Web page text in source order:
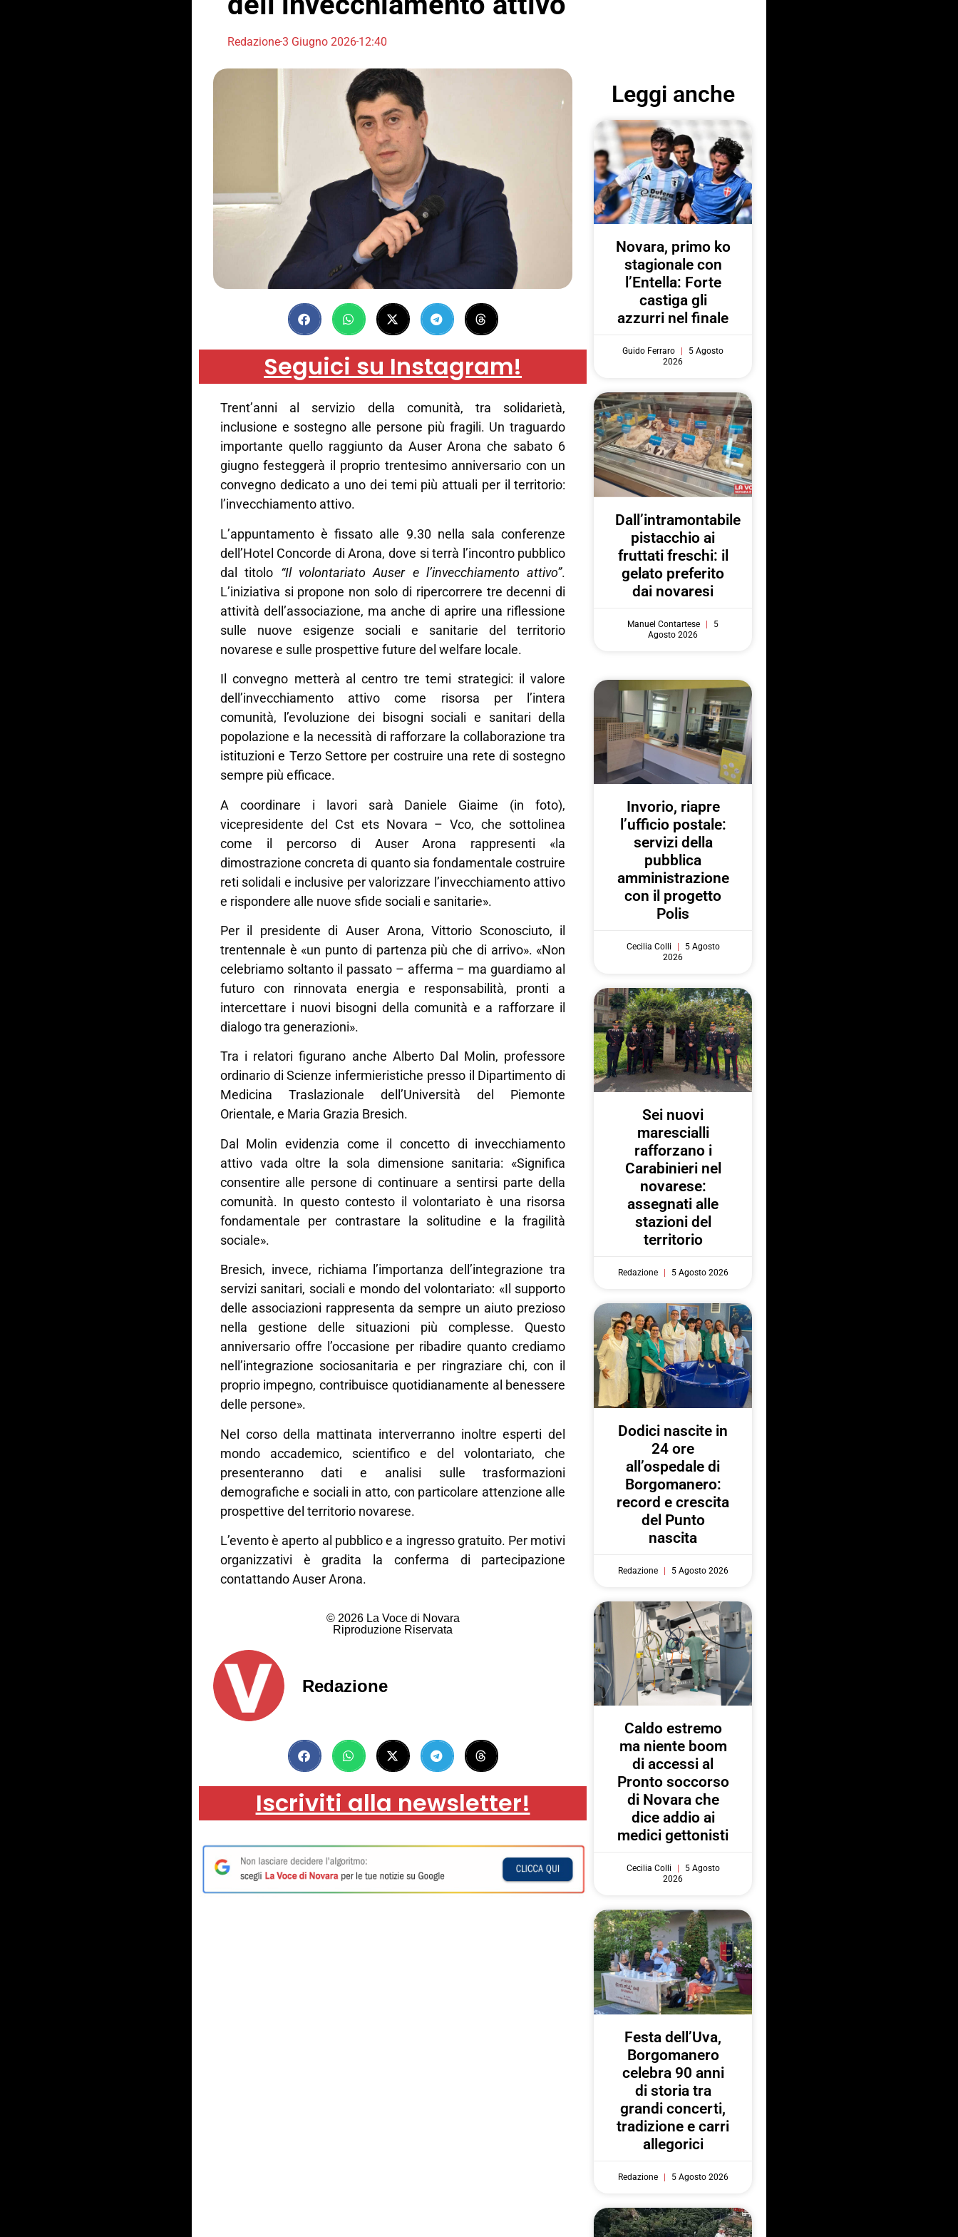
Redazione3 Giugno 202612:40
Seguici su Instagram!
Trent’anni al servizio della comunità, tra solidarietà,
inclusione e sostegno alle persone più fragili. Un traguardo
importante quello raggiunto da Auser Arona che sabato 6
giugno festeggerà il proprio trentesimo anniversario con un
convegno dedicato a uno dei temi più attuali per il territorio:
l’invecchiamento attivo.
L’appuntamento è fissato alle 9.30 nella sala conferenze
dell’Hotel Concorde di Arona, dove si terrà l’incontro pubblico
dal titolo “Il volontariato Auser e l’invecchiamento attivo”.
L’iniziativa si propone non solo di ripercorrere tre decenni di
attività dell’associazione, ma anche di aprire una riflessione
sulle nuove esigenze sociali e sanitarie del territorio
novarese e sulle prospettive future del welfare locale.
Il convegno metterà al centro tre temi strategici: il valore
dell’invecchiamento attivo come risorsa per l’intera
comunità, l’evoluzione dei bisogni sociali e sanitari della
popolazione e la necessità di rafforzare la collaborazione tra
istituzioni e Terzo Settore per costruire una rete di sostegno
sempre più efficace.
A coordinare i lavori sarà Daniele Giaime (in foto),
vicepresidente del Cst ets Novara – Vco, che sottolinea
come il percorso di Auser Arona rappresenti «la
dimostrazione concreta di quanto sia fondamentale costruire
reti solidali e inclusive per valorizzare l’invecchiamento attivo
e rispondere alle nuove sfide sociali e sanitarie».
Per il presidente di Auser Arona, Vittorio Sconosciuto, il
trentennale è «un punto di partenza più che di arrivo». «Non
celebriamo soltanto il passato – afferma – ma guardiamo al
futuro con rinnovata energia e responsabilità, pronti a
intercettare i nuovi bisogni della comunità e a rafforzare il
dialogo tra generazioni».
Tra i relatori figurano anche Alberto Dal Molin, professore
ordinario di Scienze infermieristiche presso il Dipartimento di
Medicina Traslazionale dell’Università del Piemonte
Orientale, e Maria Grazia Bresich.
Dal Molin evidenzia come il concetto di invecchiamento
attivo vada oltre la sola dimensione sanitaria: «Significa
consentire alle persone di continuare a sentirsi parte della
comunità. In questo contesto il volontariato è una risorsa
fondamentale per contrastare la solitudine e la fragilità
sociale».
Bresich, invece, richiama l’importanza dell’integrazione tra
servizi sanitari, sociali e mondo del volontariato: «Il supporto
delle associazioni rappresenta da sempre un aiuto prezioso
nella gestione delle situazioni più complesse. Questo
anniversario offre l’occasione per ribadire quanto crediamo
nell’integrazione sociosanitaria e per ringraziare chi, con il
proprio impegno, contribuisce quotidianamente al benessere
delle persone».
Nel corso della mattinata interverranno inoltre esperti del
mondo accademico, scientifico e del volontariato, che
presenteranno dati e analisi sulle trasformazioni
demografiche e sociali in atto, con particolare attenzione alle
prospettive del territorio novarese.
L’evento è aperto al pubblico e a ingresso gratuito. Per motivi
organizzativi è gradita la conferma di partecipazione
contattando Auser Arona.
© 2026 La Voce di Novara
Riproduzione Riservata
Redazione
Iscriviti alla newsletter!
Leggi anche
Novara, primo ko
stagionale con
l’Entella: Forte
castiga gli
azzurri nel finale
Guido Ferraro
5 Agosto
2026
Dall’intramontabile
pistacchio ai
fruttati freschi: il
gelato preferito
dai novaresi
Manuel Contartese
5
Agosto 2026
Invorio, riapre
l’ufficio postale:
servizi della
pubblica
amministrazione
con il progetto
Polis
Cecilia Colli
5 Agosto
2026
Sei nuovi
marescialli
rafforzano i
Carabinieri nel
novarese:
assegnati alle
stazioni del
territorio
Redazione 5 Agosto 2026
Dodici nascite in
24 ore
all’ospedale di
Borgomanero:
record e crescita
del Punto
nascita
Redazione 5 Agosto 2026
Caldo estremo
ma niente boom
di accessi al
Pronto soccorso
di Novara che
dice addio ai
medici gettonisti
Cecilia Colli
5 Agosto
2026
Festa dell’Uva,
Borgomanero
celebra 90 anni
di storia tra
grandi concerti,
tradizione e carri
allegorici
Redazione 5 Agosto 2026